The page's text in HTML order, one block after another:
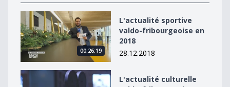
L&#039;actualité sportive valdo-fribourgeoise en 2018
00:26:19
L'actualité sportive
valdo-fribourgeoise en
2018
28.12.2018
L&#039;actualité culturelle valdo-fribourgeoise en
L'actualité culturelle